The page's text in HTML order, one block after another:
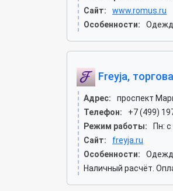
Сайт:
www.romus.ru
Особенности:
Freyja,
Адрес:
проспект
Телефон:
+7 (499)
Режим работы:
Пн:
Сайт:
freyja.ru
Особенности:
Наличный расчёт.